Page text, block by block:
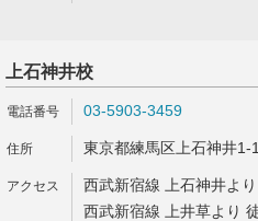
上石神井校
03-5903-3459
東京都練馬区上石神井
西武新宿線 上石神井よ
西武新宿線 上井草より